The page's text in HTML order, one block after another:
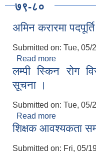
७९-८०
अमिन करारमा
Submitted on: Tue, 05/
Read more
लम्पी स्किन रोग
सूचना ।
Submitted on: Tue, 05/
Read more
सूचना ।
शिक्षक आवश्यकता
Submitted on: Fri, 05/